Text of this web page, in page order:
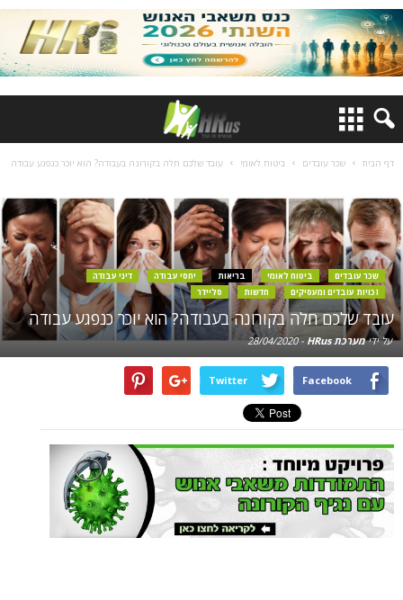
דף הבית שכר עובדים ביטוח לאומי עובד שלכם חלה בקורונה בעבודה? הוא יוכר כנפגע עבודה
שכר עובדים ביטוח לאומי בריאות יחסי עבודה
דיני עבודה
זכויות עובדים ומעסיקים
חדשות סליידר
עובד שלכם חלה בקורונה בעבודה? הוא יוכר כנפגע עבודה
על ידימערכת HRus -
28/04/2020
Facebook
Twitter